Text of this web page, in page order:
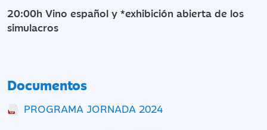
20:00h Vino español y *exhibición abierta de los
simulacros
Documentos
PROGRAMA JORNADA 2024